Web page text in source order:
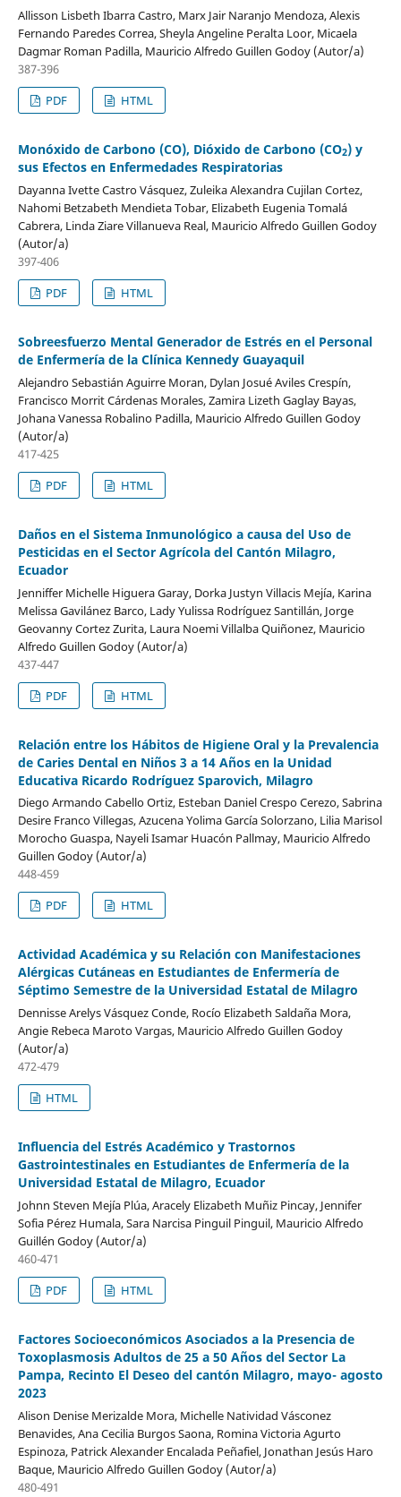
Allisson Lisbeth Ibarra Castro, Marx Jair Naranjo Mendoza, Alexis
Fernando Paredes Correa, Sheyla Angeline Peralta Loor, Micaela
Dagmar Roman Padilla, Mauricio Alfredo Guillen Godoy (Autor/a)
387-396
PDF
HTML
Monóxido de Carbono (CO), Dióxido de Carbono (CO2) y
sus Efectos en Enfermedades Respiratorias
Dayanna Ivette Castro Vásquez, Zuleika Alexandra Cujilan Cortez,
Nahomi Betzabeth Mendieta Tobar, Elizabeth Eugenia Tomalá
Cabrera, Linda Ziare Villanueva Real, Mauricio Alfredo Guillen Godoy
(Autor/a)
397-406
PDF
HTML
Sobreesfuerzo Mental Generador de Estrés en el Personal
de Enfermería de la Clínica Kennedy Guayaquil
Alejandro Sebastián Aguirre Moran, Dylan Josué Aviles Crespín,
Francisco Morrit Cárdenas Morales, Zamira Lizeth Gaglay Bayas,
Johana Vanessa Robalino Padilla, Mauricio Alfredo Guillen Godoy
(Autor/a)
417-425
PDF
HTML
Daños en el Sistema Inmunológico a causa del Uso de
Pesticidas en el Sector Agrícola del Cantón Milagro,
Ecuador
Jenniffer Michelle Higuera Garay, Dorka Justyn Villacis Mejía, Karina
Melissa Gavilánez Barco, Lady Yulissa Rodríguez Santillán, Jorge
Geovanny Cortez Zurita, Laura Noemi Villalba Quiñonez, Mauricio
Alfredo Guillen Godoy (Autor/a)
437-447
PDF
HTML
Relación entre los Hábitos de Higiene Oral y la Prevalencia
de Caries Dental en Niños 3 a 14 Años en la Unidad
Educativa Ricardo Rodríguez Sparovich, Milagro
Diego Armando Cabello Ortiz, Esteban Daniel Crespo Cerezo, Sabrina
Desire Franco Villegas, Azucena Yolima García Solorzano, Lilia Marisol
Morocho Guaspa, Nayeli Isamar Huacón Pallmay, Mauricio Alfredo
Guillen Godoy (Autor/a)
448-459
PDF
HTML
Actividad Académica y su Relación con Manifestaciones
Alérgicas Cutáneas en Estudiantes de Enfermería de
Séptimo Semestre de la Universidad Estatal de Milagro
Dennisse Arelys Vásquez Conde, Rocío Elizabeth Saldaña Mora,
Angie Rebeca Maroto Vargas, Mauricio Alfredo Guillen Godoy
(Autor/a)
472-479
HTML
Influencia del Estrés Académico y Trastornos
Gastrointestinales en Estudiantes de Enfermería de la
Universidad Estatal de Milagro, Ecuador
Johnn Steven Mejía Plúa, Aracely Elizabeth Muñiz Pincay, Jennifer
Sofia Pérez Humala, Sara Narcisa Pinguil Pinguil, Mauricio Alfredo
Guillén Godoy (Autor/a)
460-471
PDF
HTML
Factores Socioeconómicos Asociados a la Presencia de
Toxoplasmosis Adultos de 25 a 50 Años del Sector La
Pampa, Recinto El Deseo del cantón Milagro, mayo- agosto
2023
Alison Denise Merizalde Mora, Michelle Natividad Vásconez
Benavides, Ana Cecilia Burgos Saona, Romina Victoria Agurto
Espinoza, Patrick Alexander Encalada Peñafiel, Jonathan Jesús Haro
Baque, Mauricio Alfredo Guillen Godoy (Autor/a)
480-491